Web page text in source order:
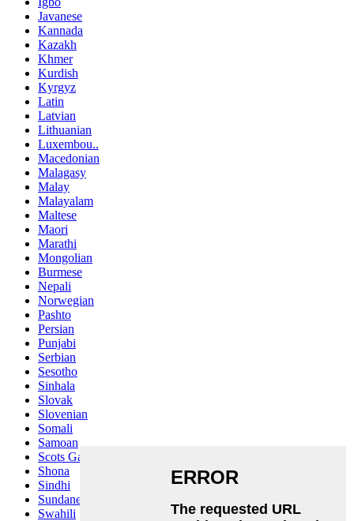
Javanese
Kannada
Kazakh
Khmer
Kurdish
Kyrgyz
Latin
Latvian
Lithuanian
Luxembou..
Macedonian
Malagasy
Malay
Malayalam
Maltese
Maori
Marathi
Mongolian
Burmese
Nepali
Norwegian
Pashto
Persian
Punjabi
Serbian
Sesotho
Sinhala
Slovak
Slovenian
Somali
Samoan
Scots Gaelic
Shona
Sindhi
Sundanese
Swahili